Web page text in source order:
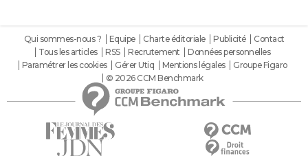
Qui sommes-nous ? Equipe Charte éditoriale Publicité
Contact
Tous les articles
RSS Recrutement
Données personnelles
Paramétrer les cookies
Gérer Utiq Mentions légales
Groupe Figaro
© 2026 CCM Benchmark